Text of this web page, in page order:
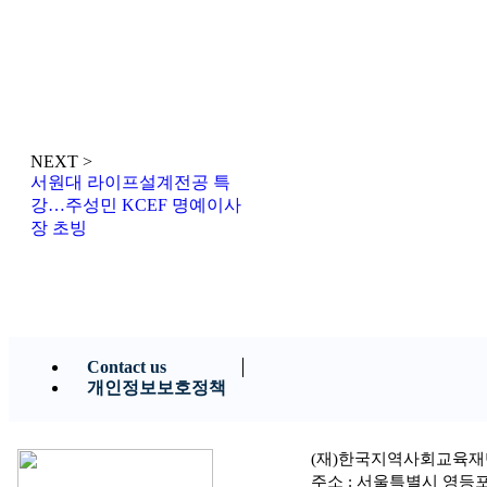
NEXT >
서원대 라이프설계전공 특
강…주성민 KCEF 명예이사
장 초빙
Contact us
개인정보보호정책
(재)한국지역사회교육
주소 : 서울특별시 영등